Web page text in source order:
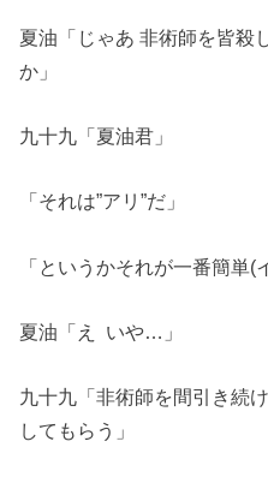
夏油「じゃあ 非術師を皆殺
か」
九十九「夏油君」
「それは”アリ”だ」
「というかそれが一番簡単(
夏油「え いや…」
九十九「非術師を間引き続
してもらう」